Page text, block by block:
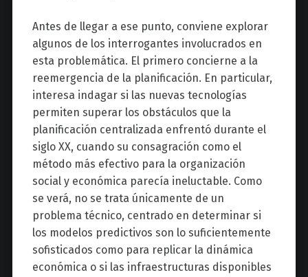
Antes de llegar a ese punto, conviene explorar
algunos de los interrogantes involucrados en
esta problemática. El primero concierne a la
reemergencia de la planificación. En particular,
interesa indagar si las nuevas tecnologías
permiten superar los obstáculos que la
planificación centralizada enfrentó durante el
siglo XX, cuando su consagración como el
método más efectivo para la organización
social y económica parecía ineluctable. Como
se verá, no se trata únicamente de un
problema técnico, centrado en determinar si
los modelos predictivos son lo suficientemente
sofisticados como para replicar la dinámica
económica o si las infraestructuras disponibles